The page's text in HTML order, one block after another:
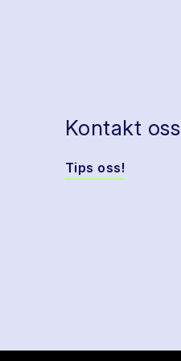
Kontakt oss
Tips oss!